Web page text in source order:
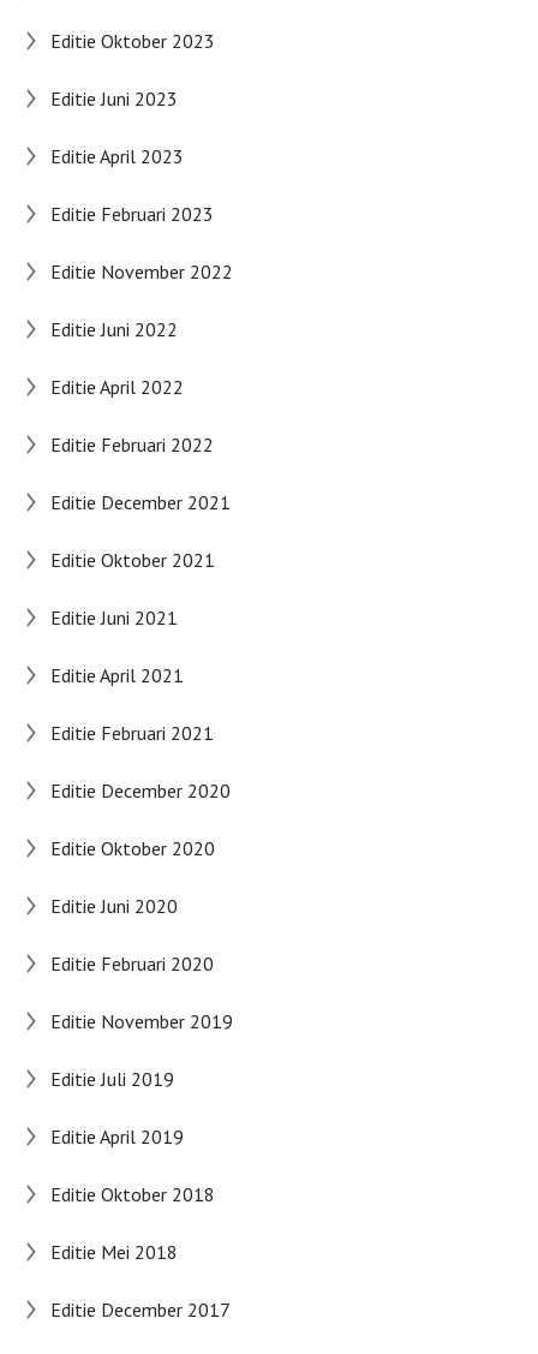
Editie Oktober 2023
Editie Juni 2023
Editie April 2023
Editie Februari 2023
Editie November 2022
Editie Juni 2022
Editie April 2022
Editie Februari 2022
Editie December 2021
Editie Oktober 2021
Editie Juni 2021
Editie April 2021
Editie Februari 2021
Editie December 2020
Editie Oktober 2020
Editie Juni 2020
Editie Februari 2020
Editie November 2019
Editie Juli 2019
Editie April 2019
Editie Oktober 2018
Editie Mei 2018
Editie December 2017